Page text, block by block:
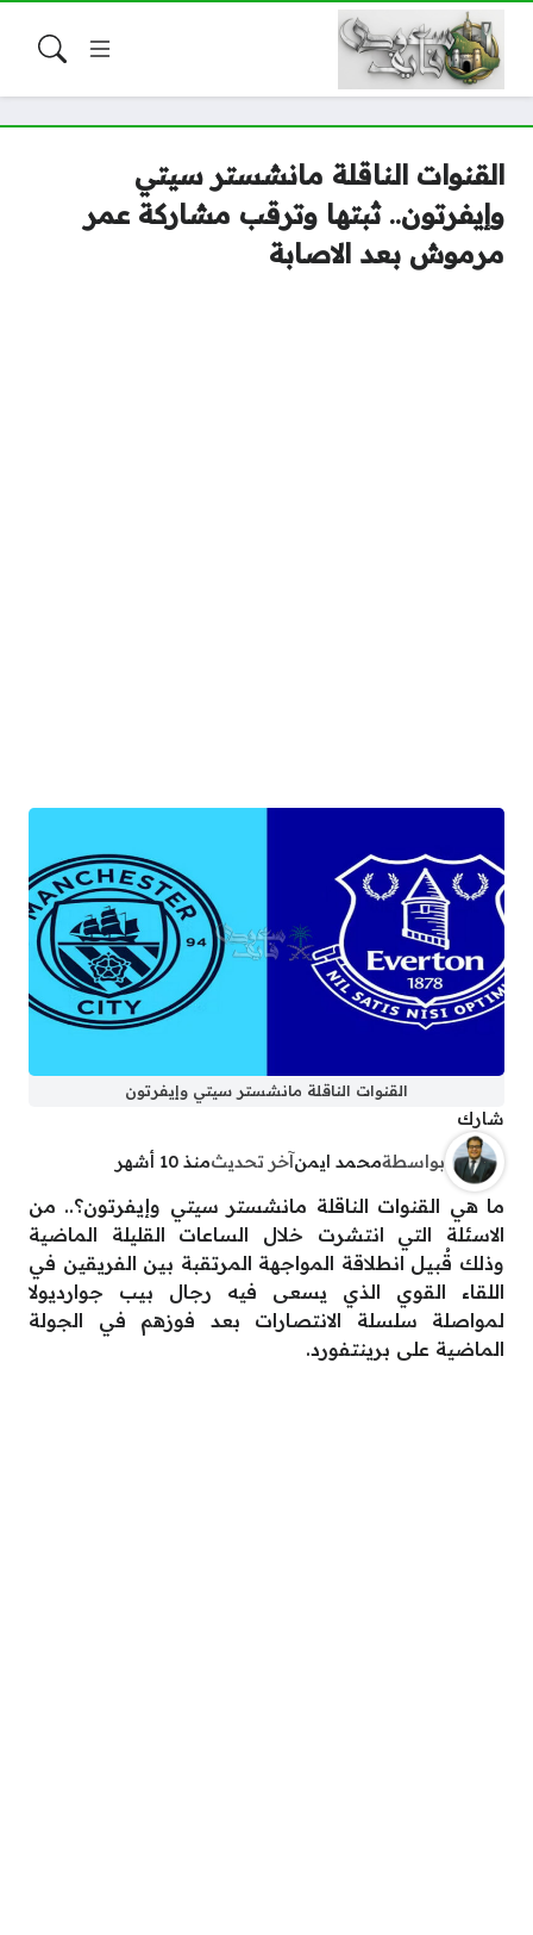
القنوات الناقلة مانشستر سيتي
وإيفرتون.. ثبتها وترقب مشاركة عمر
مرموش بعد الاصابة
القنوات الناقلة مانشستر سيتي وإيفرتون
شارك
بواسطةمحمد ايمنآخر تحديثمنذ 10 أشهر
ما هي القنوات الناقلة مانشستر سيتي وإيفرتون؟.. من
الاسئلة التي انتشرت خلال الساعات القليلة الماضية
وذلك قُبيل انطلاقة المواجهة المرتقبة بين الفريقين في
اللقاء القوي الذي يسعى فيه رجال بيب جوارديولا
لمواصلة سلسلة الانتصارات بعد فوزهم في الجولة
الماضية على برينتفورد.